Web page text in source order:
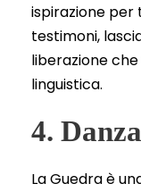
ispirazione
testimoni,
liberazione
linguistica.
4.
La Guedra è